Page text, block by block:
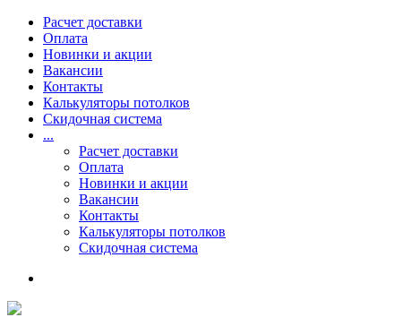
Расчет доставки
Оплата
Новинки и акции
Вакансии
Контакты
Калькуляторы потолков
Скидочная система
...
Расчет доставки
Оплата
Новинки и акции
Вакансии
Контакты
Калькуляторы потолков
Скидочная система